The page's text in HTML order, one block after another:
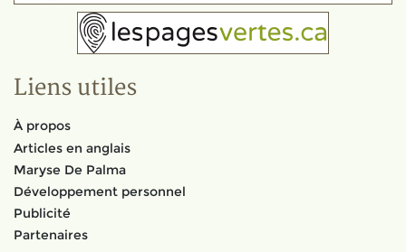
Liens utiles
À propos
Articles en anglais
Maryse De Palma
Développement personnel
Publicité
Partenaires